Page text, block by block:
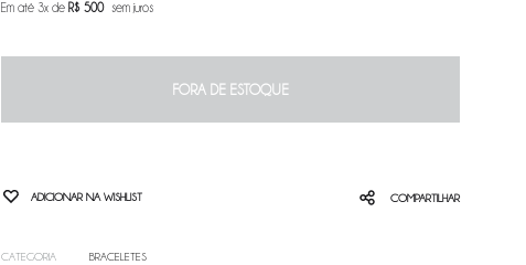
Em até 3x de R$500 sem juros
FORA DE ESTOQUE
ADICIONAR NA WISHLIST COMPARTILHAR
CATEGORIA BRACELETES